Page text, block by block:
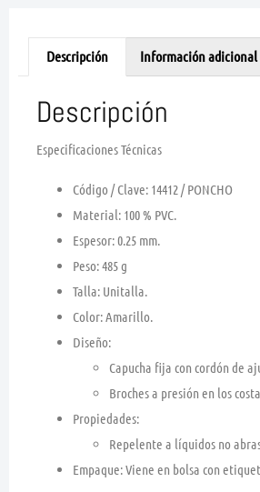
Descripción Información adicional
Descripción
Especificaciones Técnicas
Código / Clave: 14412 /PONCHO
Material: 100 % PVC.
Espesor: 0.25 mm.
Peso: 485 g
Talla: Unitalla.
Color: Amarillo.
Diseño:
Capucha fija con cordón de
Broches a presión en los
Propiedades:
Repelente a líquidos no
Empaque: Viene en bolsa con